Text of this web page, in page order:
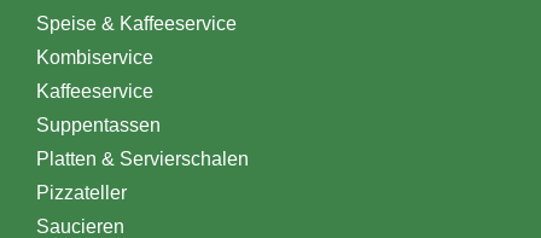
Speise & Kaffeeservice
Kombiservice
Kaffeeservice
Suppentassen
Platten & Servierschalen
Pizzateller
Saucieren